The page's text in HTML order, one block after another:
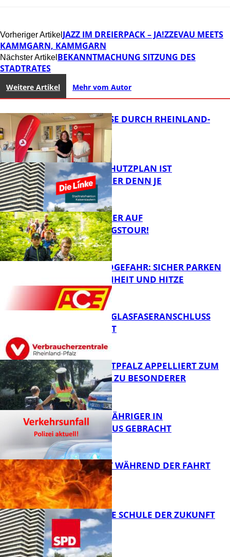
Vorheriger Artikel JAZZ IM DREIERPACK – JA!ZZEVAU MEETS
KAMMGARN, KAMMGARN
Nächster Artikel BEKANNTMACHUNG SITZUNG DES
STADTRATES
Weitere Artikel Mehr vom Autor
Panorama
SOMMERREISE DURCH RHEINLAND-
PFALZ
FB News
EIN HITZESCHUTZPLAN IST
NOTWENDIGER DENN JE
MIT DEM JÄGER AUF
ENTDECKUNGSTOUR!
FB News
WALDBRANDGEFAHR: SICHER PARKEN
BEI TROCKENHEIT UND HITZE
FB News
WARUM EIN GLASFASERANSCHLUSS
SINNVOLL IST
POLIZEI WESTPFALZ APPELLIERT ZUM
SCHULSTART ZU BESONDERER
VORSICHT
FB News
UNFALL: 58-JÄHRIGER IN
KRANKENHAUS GEBRACHT
FB News
AUTO FÄNGT WÄHREND DER FAHRT
FEUER
WIE SIEHT DIE SCHULE DER ZUKUNFT
AUS?